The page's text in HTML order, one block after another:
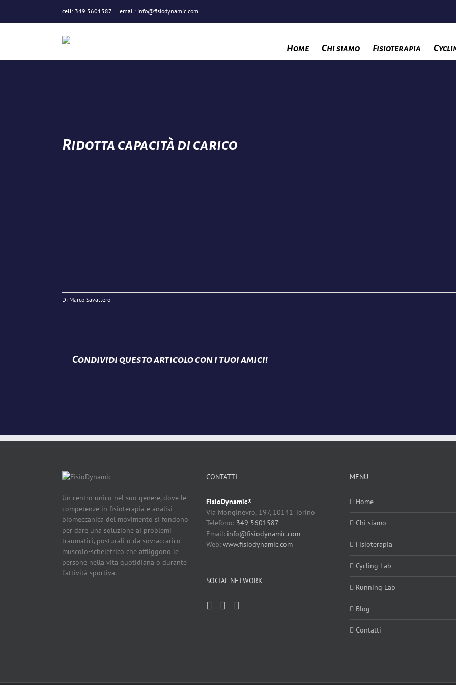
contenuto
cell: 349 5601587 | email: info@fisiodynamic.com
Home Chi siamo Fisioterapia
Ridotta capacità di carico
Di Marco Savattero
Condividi questo articolo con i tuoi amici!
Un centro unico nel suo genere, dove le
competenze in fisioterapia e analisi
biomeccanica del movimento si fondono
per dare una soluzione ai problemi
traumatici, posturali o da sovraccarico
muscolo-scheletrico che affliggono le
persone nella vita quotidiana o durante
l’attività sportiva.
CONTATTI
FisioDynamic®
Via Monginevro, 197, 10141 Torino
Telefono: 349 5601587
Email: info@fisiodynamic.com
Web: www.fisiodynamic.com
SOCIAL NETWORK
MENU
Home
Chi siamo
Fisioterapia
Cycling Lab
Running Lab
Blog
Contatti